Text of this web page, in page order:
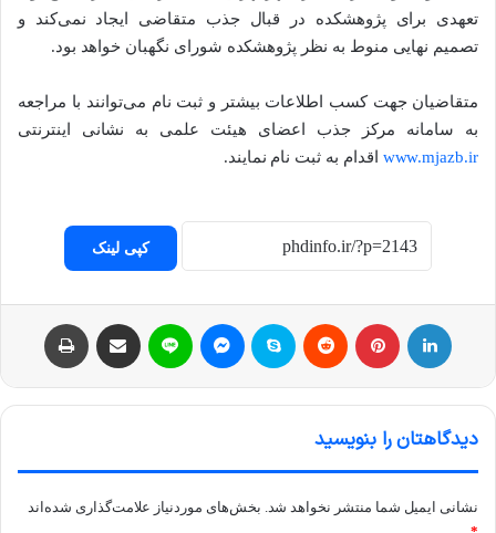
تعهدی برای پژوهشکده در قبال جذب متقاضی ایجاد نمی‌کند و
تصمیم نهایی منوط به نظر پژوهشکده شورای نگهبان خواهد بود.
متقاضیان جهت کسب اطلاعات بیشتر و ثبت نام می‌توانند با مراجعه
به سامانه مرکز جذب اعضای هیئت علمی به نشانی اینترنتی
www.mjazb.ir اقدام به ثبت نام نمایند.
کپی لینک
دیدگاهتان را بنویسید
نشانی ایمیل شما منتشر نخواهد شد. بخش‌های موردنیاز علامت‌گذاری شده‌اند